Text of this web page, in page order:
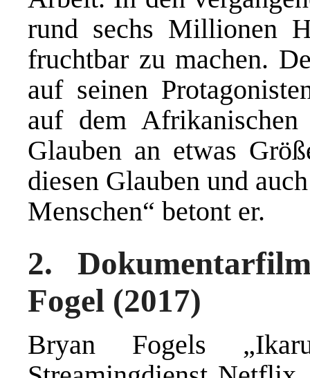
rund sechs Millionen
fruchtbar zu machen.
auf seinen
auf dem
Glauben an etwas
diesen Glauben und
Menschen“ betont er.
2.
Fogel (2017)
Bryan Fogels